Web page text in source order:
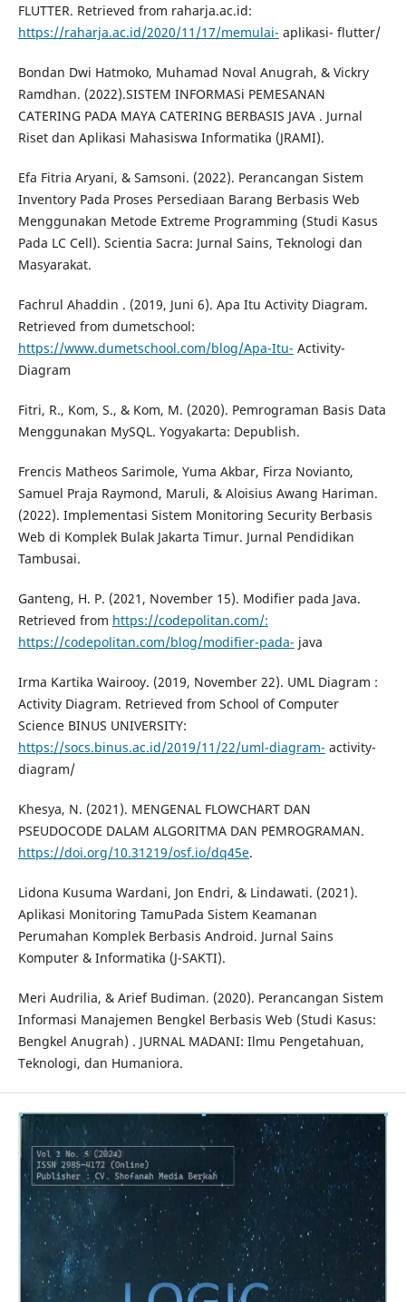
FLUTTER. Retrieved from raharja.ac.id:
https://raharja.ac.id/2020/11/17/memulai- aplikasi- flutter/
Bondan Dwi Hatmoko, Muhamad Noval Anugrah, & Vickry
Ramdhan. (2022).SISTEM INFORMASi PEMESANAN
CATERING PADA MAYA CATERING BERBASIS JAVA . Jurnal
Riset dan Aplikasi Mahasiswa Informatika (JRAMI).
Efa Fitria Aryani, & Samsoni. (2022). Perancangan Sistem
Inventory Pada Proses Persediaan Barang Berbasis Web
Menggunakan Metode Extreme Programming (Studi Kasus
Pada LC Cell). Scientia Sacra: Jurnal Sains, Teknologi dan
Masyarakat.
Fachrul Ahaddin . (2019, Juni 6). Apa Itu Activity Diagram.
Retrieved from dumetschool:
https://www.dumetschool.com/blog/Apa-Itu- Activity-
Diagram
Fitri, R., Kom, S., & Kom, M. (2020). Pemrograman Basis Data
Menggunakan MySQL. Yogyakarta: Depublish.
Frencis Matheos Sarimole, Yuma Akbar, Firza Novianto,
Samuel Praja Raymond, Maruli, & Aloisius Awang Hariman.
(2022). Implementasi Sistem Monitoring Security Berbasis
Web di Komplek Bulak Jakarta Timur. Jurnal Pendidikan
Tambusai.
Ganteng, H. P. (2021, November 15). Modifier pada Java.
Retrieved from https://codepolitan.com/:
https://codepolitan.com/blog/modifier-pada- java
Irma Kartika Wairooy. (2019, November 22). UML Diagram :
Activity Diagram. Retrieved from School of Computer
Science BINUS UNIVERSITY:
https://socs.binus.ac.id/2019/11/22/uml-diagram- activity-
diagram/
Khesya, N. (2021). MENGENAL FLOWCHART DAN
PSEUDOCODE DALAM ALGORITMA DAN PEMROGRAMAN.
https://doi.org/10.31219/osf.io/dq45e.
Lidona Kusuma Wardani, Jon Endri, & Lindawati. (2021).
Aplikasi Monitoring TamuPada Sistem Keamanan
Perumahan Komplek Berbasis Android. Jurnal Sains
Komputer & Informatika (J-SAKTI).
Meri Audrilia, & Arief Budiman. (2020). Perancangan Sistem
Informasi Manajemen Bengkel Berbasis Web (Studi Kasus:
Bengkel Anugrah) . JURNAL MADANI: Ilmu Pengetahuan,
Teknologi, dan Humaniora.